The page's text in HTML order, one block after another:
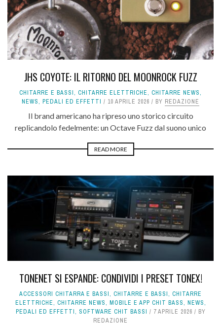
JHS COYOTE: IL RITORNO DEL MOONROCK FUZZ
CHITARRE E BASSI, CHITARRE ELETTRICHE, CHITARRE NEWS,
NEWS, PEDALI ED EFFETTI 10 APRILE 2026 BY REDAZIONE
Il brand americano ha ripreso uno storico circuito
replicandolo fedelmente: un Octave Fuzz dal suono unico
READ MORE
TONENET SI ESPANDE: CONDIVIDI I PRESET TONEX!
ACCESSORI CHITARRA E BASSI, CHITARRE E BASSI, CHITARRE
ELETTRICHE, CHITARRE NEWS, MOBILE E APP CHIT BASS, NEWS,
PEDALI ED EFFETTI, SOFTWARE CHIT BASSI 7 APRILE 2026
BY
REDAZIONE